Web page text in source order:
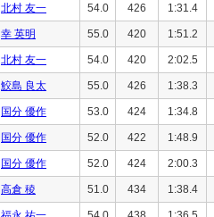
北村 友一 54.0 426 1:31.4
幸 英明 55.0 420 1:51.2
北村 友一 54.0 420 2:02.5
鮫島 良太 55.0 426 1:38.3
国分 優作 53.0 424 1:34.8
国分 優作 52.0 422 1:48.9
国分 優作 52.0 424 2:00.3
高倉 稜 51.0 434 1:38.4